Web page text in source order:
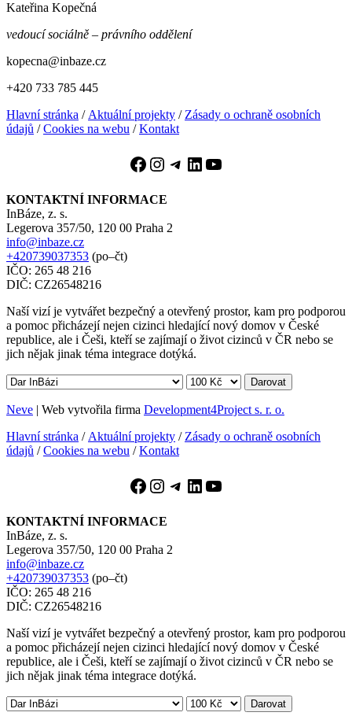
Kateřina Kopečná
vedoucí sociálně – právního oddělení
kopecna@inbaze.cz
+420 733 785 445
Hlavní stránka / Aktuální projekty / Zásady o ochraně osobních
údajů /Cookies na webu /Kontakt
Facebook
Instagram
Telegram
LinkedIn
YouTube
KONTAKTNÍ INFORMACE
InBáze, z. s.
Legerova 357/50, 120 00 Praha 2
info@inbaze.cz
+420739037353 (po–čt)
IČO: 265 48 216
DIČ: CZ26548216
Naší vizí je vytvářet bezpečný a otevřený prostor, kam pro podporou
a pomoc přicházejí nejen cizinci hledající nový domov v České
republice, ale i Češi, kteří se zajímají o život cizinců v ČR nebo se
jich nějak jinak téma integrace dotýká.
Darovat
Neve | Web vytvořila firma Development4Project s. r. o.
Hlavní stránka / Aktuální projekty / Zásady o ochraně osobních
údajů /Cookies na webu /Kontakt
Facebook
Instagram
Telegram
LinkedIn
YouTube
KONTAKTNÍ INFORMACE
InBáze, z. s.
Legerova 357/50, 120 00 Praha 2
info@inbaze.cz
+420739037353 (po–čt)
IČO: 265 48 216
DIČ: CZ26548216
Naší vizí je vytvářet bezpečný a otevřený prostor, kam pro podporou
a pomoc přicházejí nejen cizinci hledající nový domov v České
republice, ale i Češi, kteří se zajímají o život cizinců v ČR nebo se
jich nějak jinak téma integrace dotýká.
Darovat